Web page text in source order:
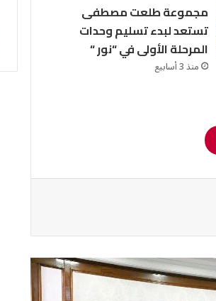
مجموعة طلعت مصطفى
تستعد لبدء تسليم وحدات
المرحلة الأولى في “نور “
منذ 3 أسابيع